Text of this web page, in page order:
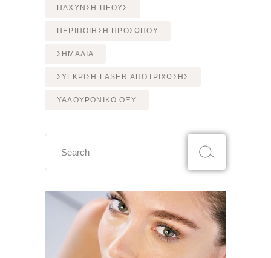
ΠΆΧΥΝΣΗ ΠΈΟΥΣ
ΠΕΡΙΠΟΙΗΣΗ ΠΡΟΣΩΠΟΥ
ΣΗΜΑΔΙΑ
ΣΥΓΚΡΙΣΗ LASER ΑΠΟΤΡΙΧΩΣΗΣ
ΥΑΛΟΥΡΟΝΙΚΟ ΟΞΥ